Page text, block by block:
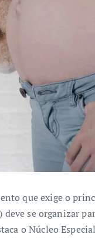
que exige o
se organizar
o Núcleo